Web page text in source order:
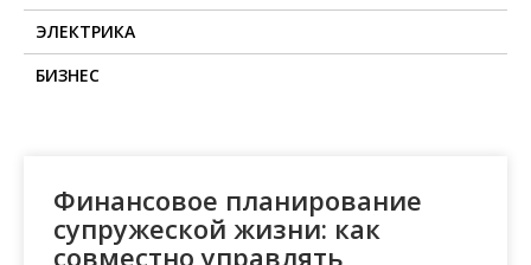
ЭЛЕКТРИКА
БИЗНЕС
Финансовое планирование
супружеской жизни: как
совместно управлять